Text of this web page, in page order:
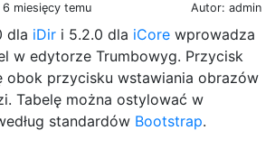
miesięcy temu Autor: admin
dla iDir i 5.2.0 dla iCore wprowadza
w edytorze Trumbowyg. Przycisk
obok przycisku wstawiania obrazów
Tabelę można ostylować w
standardów Bootstrap.